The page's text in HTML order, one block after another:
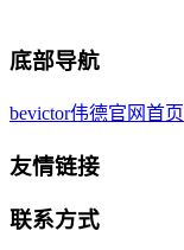
底部导航
bevictor伟德官网首页
友情链接
联系方式